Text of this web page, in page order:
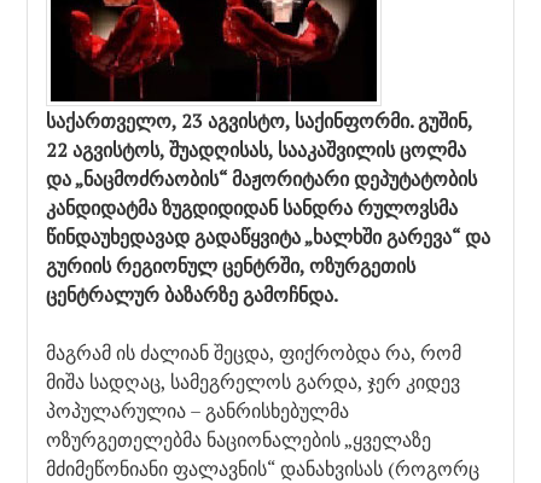
საქართველო, 23 აგვისტო, საქინფორმი. გუშინ,
22 აგვისტოს, შუადღისას, სააკაშვილის ცოლმა
და „ნაცმოძრაობის“ მაჟორიტარი დეპუტატობის
კანდიდატმა ზუგდიდიდან სანდრა რულოვსმა
წინდაუხედავად გადაწყვიტა „ხალხში გარევა“ და
გურიის რეგიონულ ცენტრში, ოზურგეთის
ცენტრალურ ბაზარზე გამოჩნდა.
მაგრამ ის ძალიან შეცდა, ფიქრობდა რა, რომ
მიშა სადღაც, სამეგრელოს გარდა, ჯერ კიდევ
პოპულარულია – განრისხებულმა
ოზურგეთელებმა ნაციონალების „ყველაზე
მძიმეწონიანი ფალავნის“ დანახვისას (როგორც